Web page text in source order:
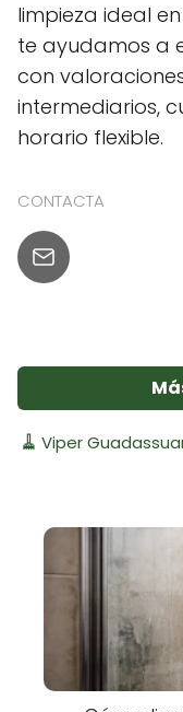
limpieza ideal
te ayudamos a
con
intermediarios,
horario flexible.
CONTACTA
🧹 Viper